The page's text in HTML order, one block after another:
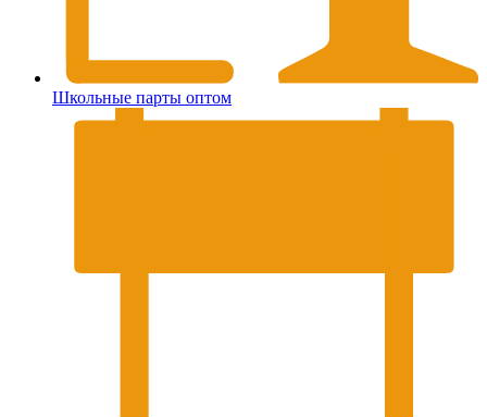
Школьные парты оптом